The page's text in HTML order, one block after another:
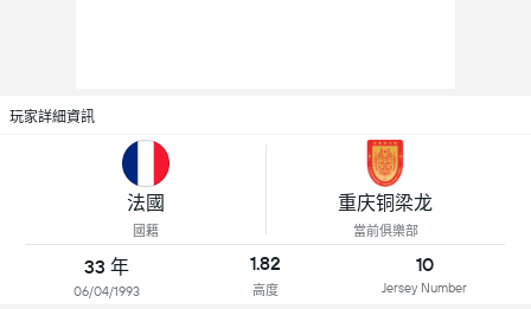
玩家詳細資訊
法國
國籍
重庆铜梁龙
當前俱樂部
33 年
06/04/1993
1.82
高度
10
Jersey Number